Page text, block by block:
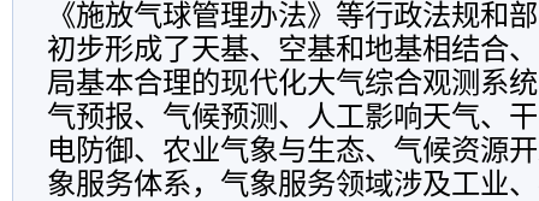
《施放气球管理办法》等行政法规和
初步形成了天基、空基和地基相结合
局基本合理的现代化大气综合观测系
气预报、气候预测、人工影响天气、
电防御、农业气象与生态、气候资源
象服务体系，气象服务领域涉及工业